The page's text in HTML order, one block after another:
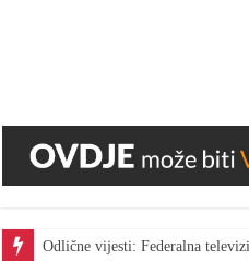
Odlične vijesti: Federalna
Gest za pohvalu: Bingo skratio